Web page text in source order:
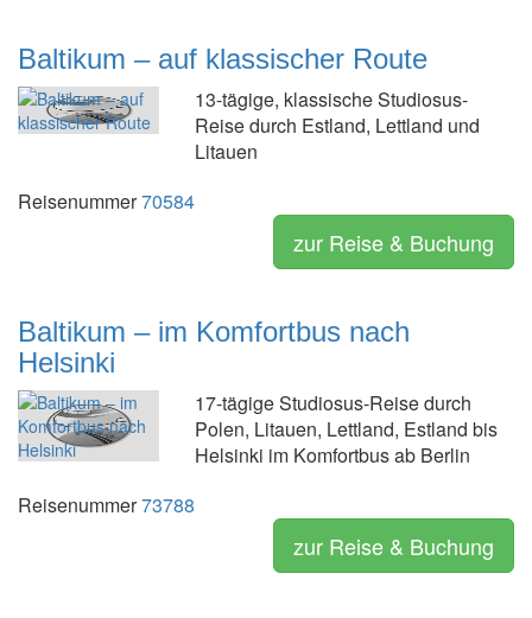
Baltikum – auf klassischer Route
13-tägige, klassische Studiosus-
Reise durch Estland, Lettland und
Litauen
Reisenummer70584
zur Reise & Buchung
Baltikum – im Komfortbus nach
Helsinki
17-tägige Studiosus-Reise durch
Polen, Litauen, Lettland, Estland bis
Helsinki im Komfortbus ab Berlin
Reisenummer73788
zur Reise & Buchung